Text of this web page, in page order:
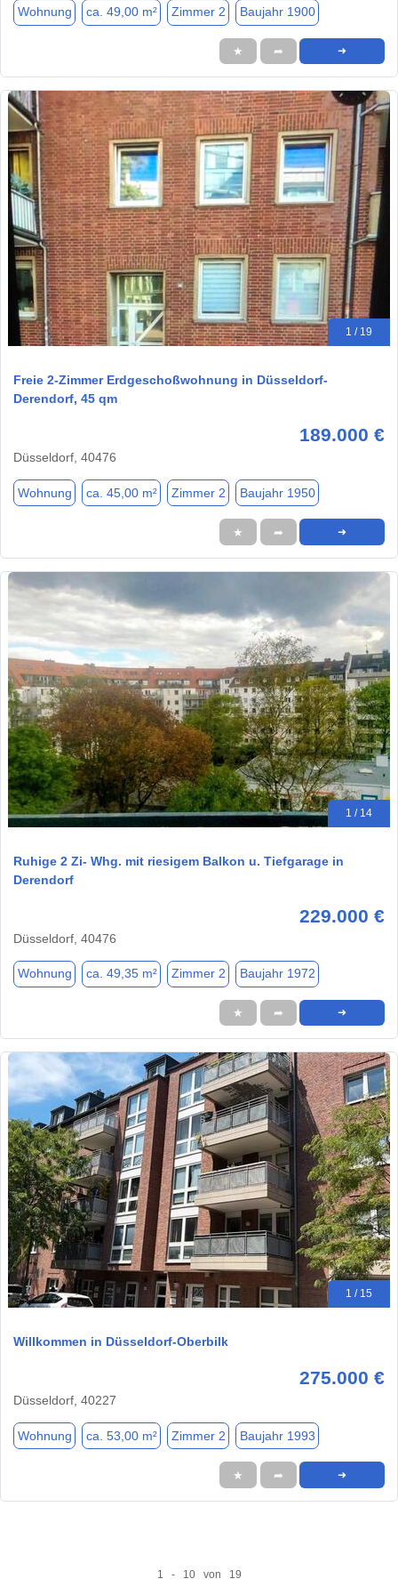
Wohnung ca. 49,00 m² Zimmer 2 Baujahr 1900
★ ➦ ➜
1 / 19
Freie 2-Zimmer Erdgeschoßwohnung in Düsseldorf-
Derendorf, 45 qm
189.000 €
Düsseldorf, 40476
Wohnung ca. 45,00 m² Zimmer 2 Baujahr 1950
★ ➦ ➜
1 / 14
Ruhige 2 Zi- Whg. mit riesigem Balkon u. Tiefgarage in
Derendorf
229.000 €
Düsseldorf, 40476
Wohnung ca. 49,35 m² Zimmer 2 Baujahr 1972
★ ➦ ➜
1 / 15
Willkommen in Düsseldorf-Oberbilk
275.000 €
Düsseldorf, 40227
Wohnung ca. 53,00 m² Zimmer 2 Baujahr 1993
★ ➦ ➜
1 - 10 von 19